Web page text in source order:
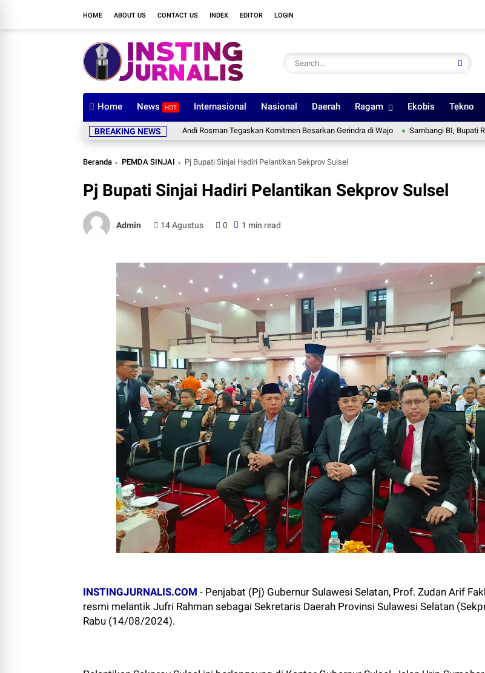
HOME ABOUT US CONTACT US INDEX EDITOR LOGIN
Home News HOT Internasional Nasional Daerah Ragam Ekobis Tekno
BREAKING NEWSAndi Rosman Tegaskan Komitmen Besarkan Gerindra di Wajo Sambangi BI, Bupati Ratnawati
Beranda PEMDA SINJAI Pj Bupati Sinjai Hadiri Pelantikan Sekprov Sulsel
Pj Bupati Sinjai Hadiri Pelantikan Sekprov Sulsel
Admin 14 Agustus 0 1 min read
INSTINGJURNALIS.COM - Penjabat (Pj) Gubernur Sulawesi Selatan, Prof. Zudan Arif
resmi melantik Jufri Rahman sebagai Sekretaris Daerah Provinsi Sulawesi Selatan
Rabu (14/08/2024).